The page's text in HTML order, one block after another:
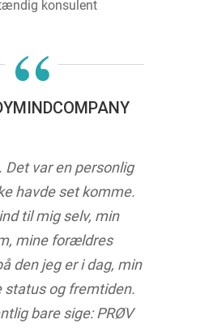
konsulent
“
Det var en personlig
havde set komme.
til mig selv, min
mine forældres
den jeg er i dag, min
og fremtiden.
bare sige: PRØV